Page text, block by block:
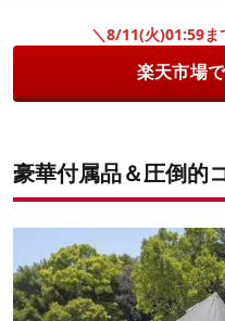
＼8/11(火)01:59ま
楽天市場
豪華付属品＆圧倒的